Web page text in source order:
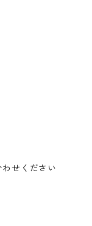
せください